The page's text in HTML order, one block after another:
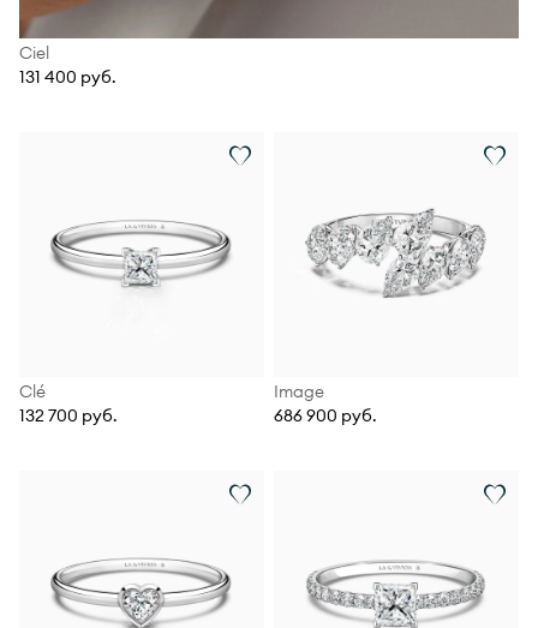
Ciel
131 400 руб.
Clé
132 700 руб.
Image
686 900 руб.